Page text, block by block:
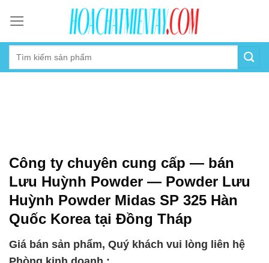
content
Công ty chuyên cung cấp — bán
Lưu Huỳnh Powder — Powder Lưu
Huỳnh Powder Midas SP 325 Hàn
Quốc Korea tại Đồng Tháp
Giá bán sản phẩm, Quý khách vui lòng liên hệ